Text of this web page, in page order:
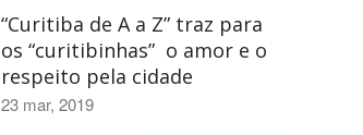
“Curitiba de A a Z” traz para
os “curitibinhas” o amor e o
respeito pela cidade
23 mar, 2019